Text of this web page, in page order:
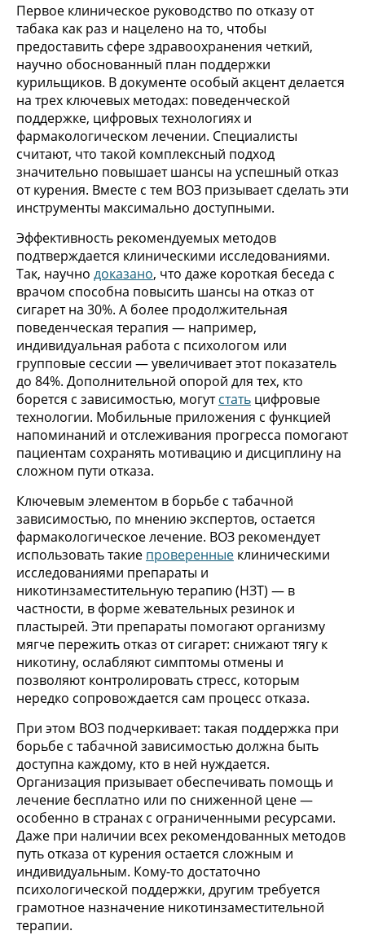
Первое клиническое руководство по отказу от
табака как раз и нацелено на то, чтобы
предоставить сфере здравоохранения четкий,
научно обоснованный план поддержки
курильщиков. В документе особый акцент делается
на трех ключевых методах: поведенческой
поддержке, цифровых технологиях и
фармакологическом лечении. Специалисты
считают, что такой комплексный подход
значительно повышает шансы на успешный отказ
от курения. Вместе с тем ВОЗ призывает сделать эти
инструменты максимально доступными.
Эффективность рекомендуемых методов
подтверждается клиническими исследованиями.
Так, научно доказано, что даже короткая беседа с
врачом способна повысить шансы на отказ от
сигарет на 30%. А более продолжительная
поведенческая терапия — например,
индивидуальная работа с психологом или
групповые сессии — увеличивает этот показатель
до 84%. Дополнительной опорой для тех, кто
борется с зависимостью, могутстать цифровые
технологии. Мобильные приложения с функцией
напоминаний и отслеживания прогресса помогают
пациентам сохранять мотивацию и дисциплину на
сложном пути отказа.
Ключевым элементом в борьбе с табачной
зависимостью, по мнению экспертов, остается
фармакологическое лечение. ВОЗ рекомендует
использовать такие проверенные клиническими
исследованиями препараты и
никотинзаместительную терапию (НЗТ) — в
частности, в форме жевательных резинок и
пластырей. Эти препараты помогают организму
мягче пережить отказ от сигарет: снижают тягу к
никотину, ослабляют симптомы отмены и
позволяют контролировать стресс, которым
нередко сопровождается сам процесс отказа.
При этом ВОЗ подчеркивает: такая поддержка при
борьбе с табачной зависимостью должна быть
доступна каждому, кто в ней нуждается.
Организация призывает обеспечивать помощь и
лечение бесплатно или по сниженной цене —
особенно в странах с ограниченными ресурсами.
Даже при наличии всех рекомендованных методов
путь отказа от курения остается сложным и
индивидуальным. Кому-то достаточно
психологической поддержки, другим требуется
грамотное назначение никотинзаместительной
терапии.